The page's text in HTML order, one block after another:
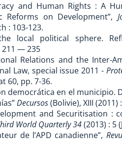
and Human Rights : A
on Development”,
: 103-123.
local political sphere.
211 — 235
Relations and the Inter-
Law, special issue 2011 -
60, pp. 7-36.
democrática en el municipio.
Decursos(Bolivie), XIII
and Securitisation :
World Quarterly 34(2013) : 5
de l’APD canadienne”,